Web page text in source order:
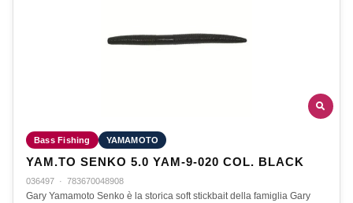
Bass Fishing YAMAMOTO
YAM.TO SENKO 5.0 YAM-9-020 COL. BLACK
036497 · 783670048908
Gary Yamamoto Senko è la storica soft stickbait della famiglia Gary